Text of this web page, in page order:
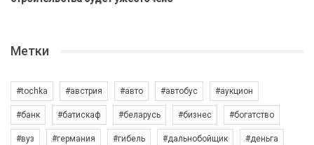
Метки
#tochka #австрия #авто #автобус #аукцион
#банк #батискаф #беларусь #бизнес #богатство
#вуз #германия #гибель #дальнобойщик #деньга